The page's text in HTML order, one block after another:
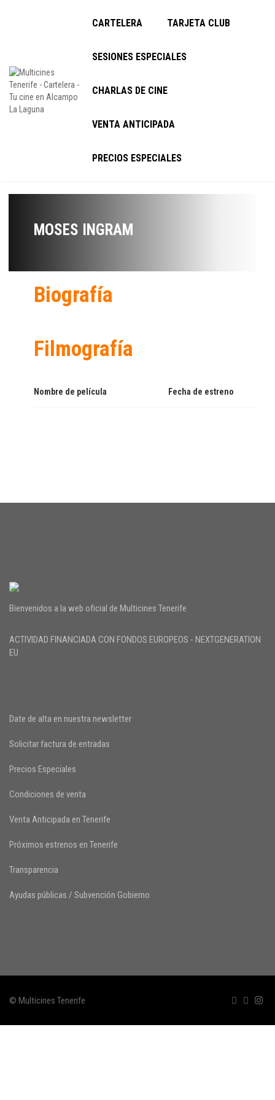
CARTELERA TARJETA CLUB
SESIONES ESPECIALES
CHARLAS DE CINE
VENTA ANTICIPADA
PRECIOS ESPECIALES
MOSES INGRAM
Biografía
Filmografía
Nombre de película Fecha de estreno
Bienvenidos a la web oficial de Multicines Tenerife
ACTIVIDAD FINANCIADA CON FONDOS EUROPEOS - NEXTGENERATION
EU
Date de alta en nuestra newsletter
Solicitar factura de entradas
Precios Especiales
Condiciones de venta
Venta Anticipada en Tenerife
Próximos estrenos en Tenerife
Transparencia
Ayudas públicas / Subvención Gobierno
© Multicines Tenerife